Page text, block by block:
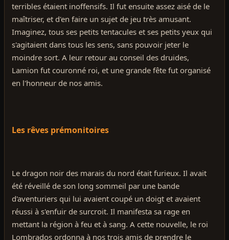
terribles étaient inoffensifs. Il fut ensuite assez aisé de le
maîtriser, et d'en faire un sujet de jeu très amusant.
Imaginez, tous ses petits tentacules et ses petits yeux qui
s'agitaient dans tous les sens, sans pouvoir jeter le
moindre sort. A leur retour au conseil des druides,
Lamion fut couronné roi, et une grande fête fut organisé
en l'honneur de nos amis.
Les rêves prémonitoires
Le dragon noir des marais du nord était furieux. Il avait
été réveillé de son long sommeil par une bande
d'aventuriers qui lui avaient coupé un doigt et avaient
réussi à s'enfuir de surcroit. Il manifesta sa rage en
mettant la région à feu et à sang. A cette nouvelle, le roi
Lombrados ordonna à nos trois amis de prendre le